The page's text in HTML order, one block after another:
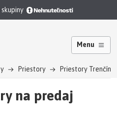
Menu
Priestory Priestory Trenčín
na predaj